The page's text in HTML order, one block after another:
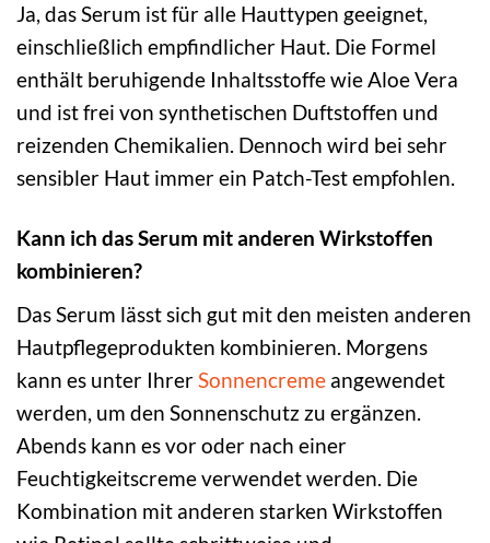
Ja, das Serum ist für alle Hauttypen geeignet,
einschließlich empfindlicher Haut. Die Formel
enthält beruhigende Inhaltsstoffe wie Aloe Vera
und ist frei von synthetischen Duftstoffen und
reizenden Chemikalien. Dennoch wird bei sehr
sensibler Haut immer ein Patch-Test empfohlen.
Kann ich das Serum mit anderen Wirkstoffen
kombinieren?
Das Serum lässt sich gut mit den meisten anderen
Hautpflegeprodukten kombinieren. Morgens
kann es unter IhrerSonnencreme angewendet
werden, um den Sonnenschutz zu ergänzen.
Abends kann es vor oder nach einer
Feuchtigkeitscreme verwendet werden. Die
Kombination mit anderen starken Wirkstoffen